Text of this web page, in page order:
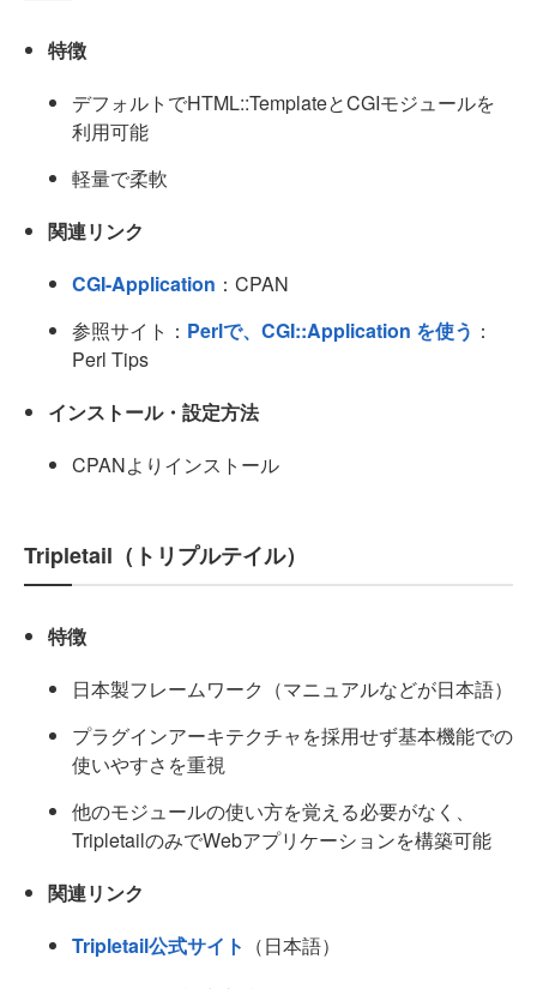
特徴
デフォルトでHTML::TemplateとCGIモジュールを
利用可能
軽量で柔軟
関連リンク
CGI-Application ：CPAN
参照サイト： Perlで、CGI::Application を使う ：
Perl Tips
インストール・設定方法
CPANよりインストール
Tripletail（トリプルテイル）
特徴
日本製フレームワーク（マニュアルなどが日本語）
プラグインアーキテクチャを採用せず基本機能での
使いやすさを重視
他のモジュールの使い方を覚える必要がなく、
TripletailのみでWebアプリケーションを構築可能
関連リンク
Tripletail公式サイト （日本語）